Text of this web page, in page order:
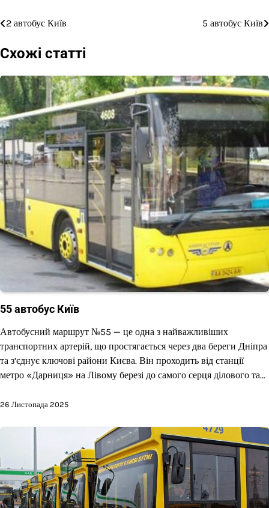
Навігація
записів
2 автобус Київ 5 автобус Київ
Схожі статті
55 автобус Київ
Автобусний маршрут №55 — це одна з найважливіших
транспортних артерій, що простягається через два береги Дніпра
та з’єднує ключові райони Києва. Він проходить від станції
метро «Дарниця» на Лівому березі до самого серця ділового та…
26 Листопада 2025